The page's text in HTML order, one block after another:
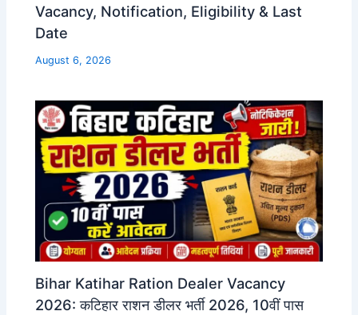
Vacancy, Notification, Eligibility & Last
Date
August 6, 2026
Bihar Katihar Ration Dealer Vacancy
2026: कटिहार राशन डीलर भर्ती 2026, 10वीं पास